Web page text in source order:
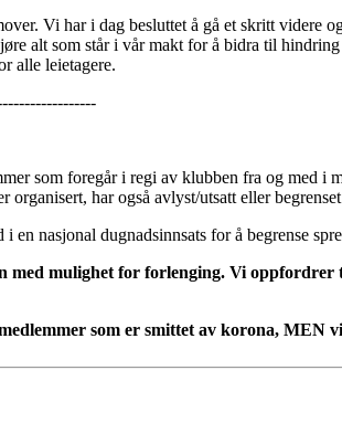
Vi har i dag besluttet å gå et skritt videre
alt som står i vår makt for å bidra til
alle leietagere.
som foregår i regi av klubben fra og med i
har også avlyst/utsatt eller
en nasjonal dugnadsinnsats for å begrense
med mulighet for forlenging. Vi
som er smittet av korona, MEN